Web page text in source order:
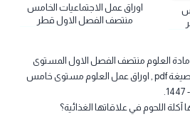
اوراق عمل الاجتماعيات الخامس